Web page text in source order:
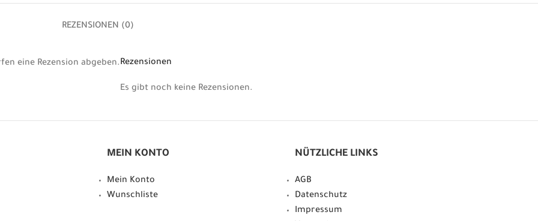
REZENSIONEN (0)
Rezensionen
Es gibt noch keine Rezensionen.
eine Rezension abgeben.
MEIN KONTO
Mein Konto
Wunschliste
NÜTZLICHE LINKS
AGB
Datenschutz
Impressum